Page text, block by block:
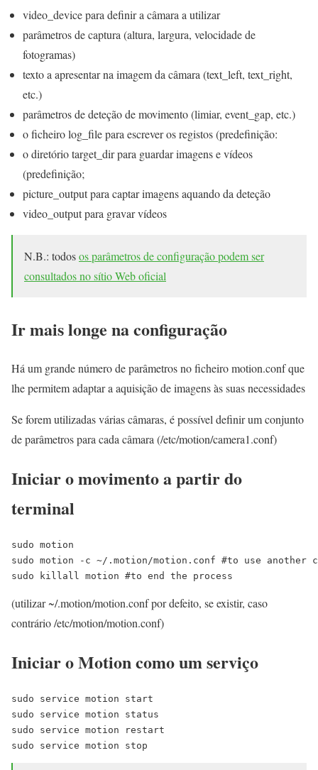
video_device para definir a câmara a utilizar
parâmetros de captura (altura, largura, velocidade de
fotogramas)
texto a apresentar na imagem da câmara (text_left, text_right,
etc.)
parâmetros de deteção de movimento (limiar, event_gap, etc.)
o ficheiro log_file para escrever os registos (predefinição:
o diretório target_dir para guardar imagens e vídeos
(predefinição;
picture_output para captar imagens aquando da deteção
video_output para gravar vídeos
N.B.: todosos parâmetros de configuração podem ser
consultados no sítio Web oficial
Ir mais longe na configuração
Há um grande número de parâmetros no ficheiro motion.conf que
lhe permitem adaptar a aquisição de imagens às suas necessidades
Se forem utilizadas várias câmaras, é possível definir um conjunto
de parâmetros para cada câmara (/etc/motion/camera1.conf)
Iniciar o movimento a partir do
terminal
sudo motion
sudo motion -c ~/.motion/motion.conf #to use
sudo killall motion #to end the process
(utilizar ~/.motion/motion.conf por defeito, se existir, caso
contrário /etc/motion/motion.conf)
Iniciar o Motion como um serviço
sudo service motion start
sudo service motion status
sudo service motion restart
sudo service motion stop